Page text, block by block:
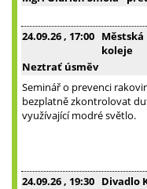
24.09.26 , 17:00
koleje
Neztrať úsměv
Seminář o prevenci
bezplatně zkontrolovat
využívající modré světlo.
24.09.26 , 19:30 Divadlo